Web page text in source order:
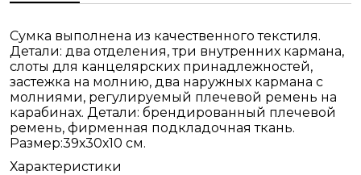
Сумка выполнена из качественного текстиля.
Детали: два отделения, три внутренних кармана,
слоты для канцелярских принадлежностей,
застежка на молнию, два наружных кармана с
молниями, регулируемый плечевой ремень на
карабинах. Детали: брендированный плечевой
ремень, фирменная подкладочная ткань.
Размер:39х30х10 см.
Характеристики